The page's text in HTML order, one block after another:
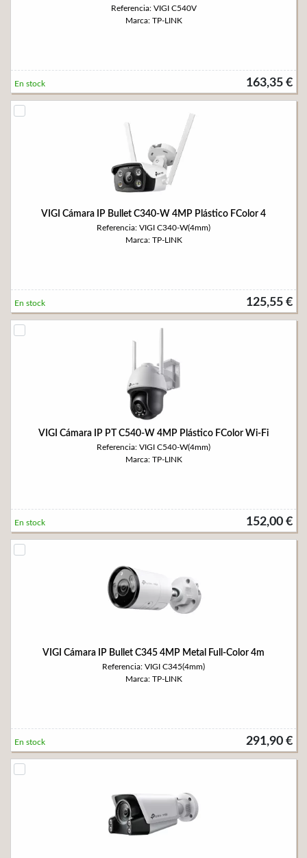
Referencia: VIGI C540V
Marca: TP-LINK
163,35 €
En stock
VIGI Cámara IP Bullet C340-W 4MP Plástico FColor 4
Referencia: VIGI C340-W(4mm)
Marca: TP-LINK
125,55 €
En stock
VIGI Cámara IP PT C540-W 4MP Plástico FColor Wi-Fi
Referencia: VIGI C540-W(4mm)
Marca: TP-LINK
152,00 €
En stock
VIGI Cámara IP Bullet C345 4MP Metal Full-Color 4m
Referencia: VIGI C345(4mm)
Marca: TP-LINK
291,90 €
En stock